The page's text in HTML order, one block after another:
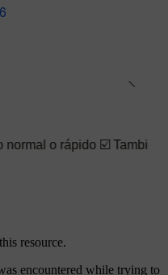
☑️ También puedes